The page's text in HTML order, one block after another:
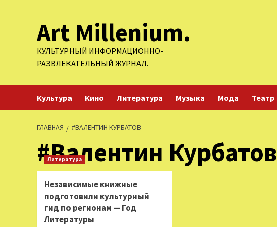
содержимомуArt Millenium.
КУЛЬТУРНЫЙ ИНФОРМАЦИОННО-
РАЗВЛЕКАТЕЛЬНЫЙ ЖУРНАЛ.
Культура Кино Литература Музыка Мода Театр
ГЛАВНАЯ #ВАЛЕНТИН КУРБАТОВ
#Валентин Курбатов
Литература
Независимые книжные
подготовили культурный
гид по регионам — Год
Литературы